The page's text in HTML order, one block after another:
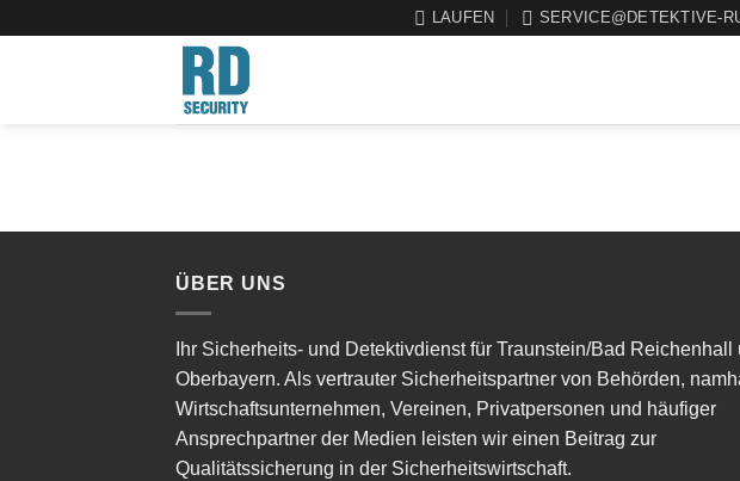
LAUFEN SERVICE@DETEKTIVE-
ÜBER UNS
Ihr Sicherheits- und Detektivdienst für Traunstein/Bad Reichenhall
Oberbayern. Als vertrauter Sicherheitspartner von Behörden,
Wirtschaftsunternehmen, Vereinen, Privatpersonen und häufiger
Ansprechpartner der Medien leisten wir einen Beitrag zur
Qualitätssicherung in der Sicherheitswirtschaft.